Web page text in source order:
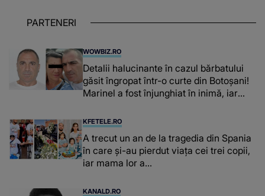
PARTENERI
WOWBIZ.RO
Detalii halucinante în cazul bărbatului
găsit îngropat într-o curte din Botoșani!
Marinel a fost înjunghiat în inimă, iar
suspecți
KFETELE.RO
A trecut un an de la tragedia din Spania
în care și-au pierdut viața cei trei copii,
iar mama lor a…
KANALD.RO